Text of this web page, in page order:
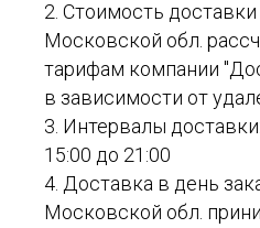
2. Стоимость
Московской обл.
тарифам компании
в зависимости от
3. Интервалы
15:00 до 21:00
4. Доставка в день
Московской обл.